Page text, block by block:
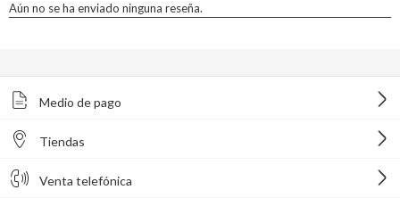
Medio de pago
Tiendas
Venta telefónica